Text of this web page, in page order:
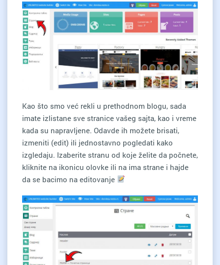
Kao što smo već rekli u prethodnom blogu, sada
imate izlistane sve stranice vašeg sajta, kao i vreme
kada su napravljene. Odavde ih možete brisati,
izmeniti (edit) ili jednostavno pogledati kako
izgledaju. Izaberite stranu od koje želite da počnete,
kliknite na ikonicu olovke ili na ima strane i hajde
da se bacimo na editovanje